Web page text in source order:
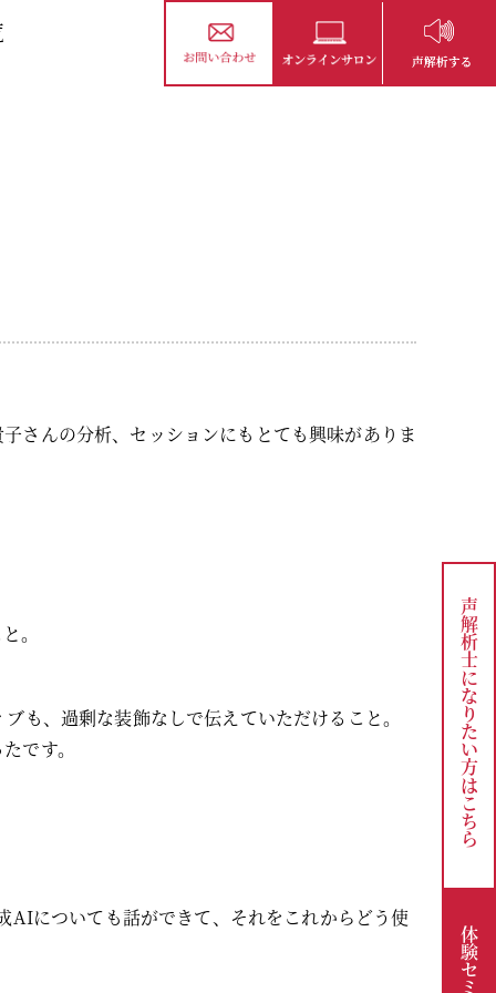
声解析士になりたい方は
こちら
さんの分析、セッションにもとても興味がありま
。
も、過剰な装飾なしで伝えていただけること。
です。
についても話ができて、それをこれからどう使